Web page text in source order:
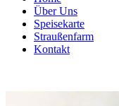
Über Uns
Speisekarte
Straußenfarm
Kontakt